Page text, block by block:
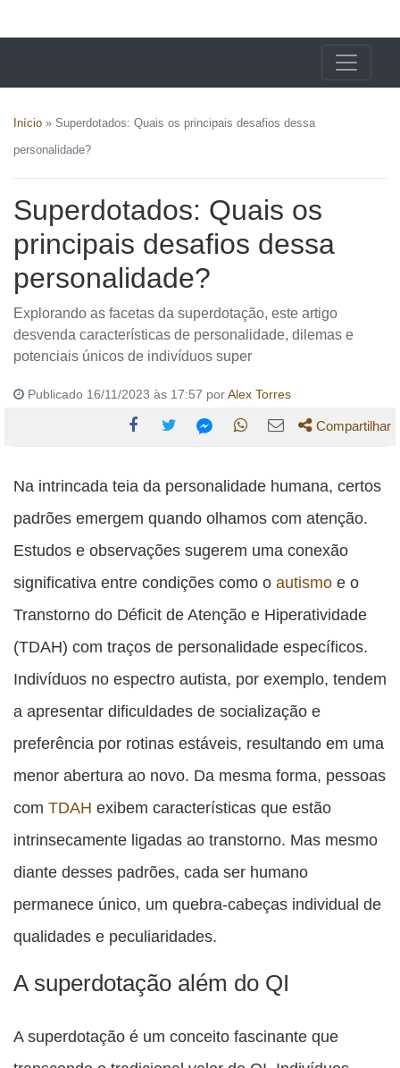
Início » Superdotados: Quais os principais desafios dessa
personalidade?
Superdotados: Quais os
principais desafios dessa
personalidade?
Explorando as facetas da superdotação, este artigo
desvenda características de personalidade, dilemas e
potenciais únicos de indivíduos super
Publicado 16/11/2023 às 17:57 porAlex Torres
esta
publicação
Facebook
esta
publicação
Twitter
esta
publicação
esta
publicação
esta
publicação
Compartilhar
Na intrincada teia da personalidade humana, certos
padrões emergem quando olhamos com atenção.
Estudos e observações sugerem uma conexão
significativa entre condições como o autismo e o
Transtorno do Déficit de Atenção e Hiperatividade
(TDAH) com traços de personalidade específicos.
Indivíduos no espectro autista, por exemplo, tendem
a apresentar dificuldades de socialização e
preferência por rotinas estáveis, resultando em uma
menor abertura ao novo. Da mesma forma, pessoas
com TDAH exibem características que estão
intrinsecamente ligadas ao transtorno. Mas mesmo
diante desses padrões, cada ser humano
permanece único, um quebra-cabeças individual de
qualidades e peculiaridades.
A superdotação além do QI
A superdotação é um conceito fascinante que